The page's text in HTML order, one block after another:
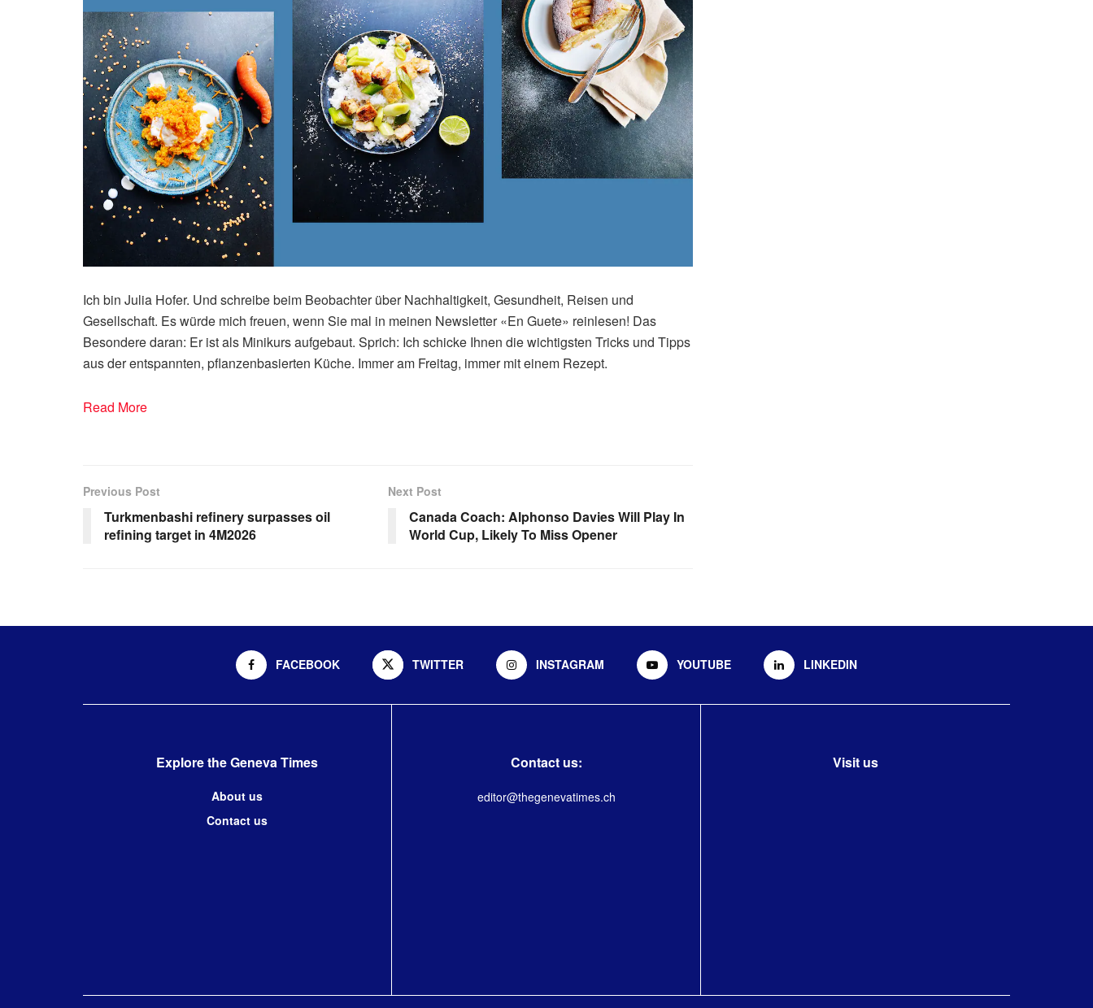
Ich bin Julia Hofer. Und schreibe beim Beobachter über Nachhaltigkeit, Gesundheit, Reisen und
Gesellschaft. Es würde mich freuen, wenn Sie mal in meinen Newsletter «En Guete» reinlesen! Das
Besondere daran: Er ist als Minikurs aufgebaut. Sprich: Ich schicke Ihnen die wichtigsten Tricks und Tipps
aus der entspannten, pflanzenbasierten Küche. Immer am Freitag, immer mit einem Rezept.
Read More
Previous Post
Turkmenbashi refinery surpasses oil
refining target in 4M2026
Next Post
Canada Coach: Alphonso Davies Will Play In
World Cup, Likely To Miss Opener
FACEBOOK TWITTER INSTAGRAM YOUTUBE LINKEDIN
Explore the Geneva Times
About us
Contact us
Contact us:
editor@thegenevatimes.ch
Visit us